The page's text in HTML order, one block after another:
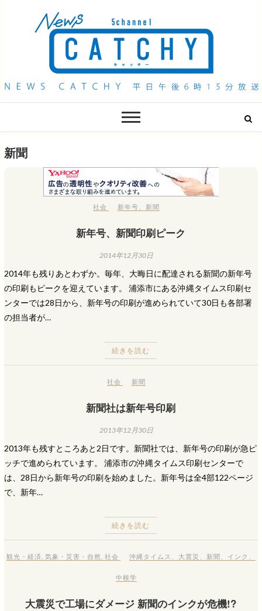
QAB NEWS Headline
新聞
社会 新年号 新聞
新年号、新聞印刷ピーク
2014年12月30日
2014年も残りあとわずか。毎年、大晦日に配達される新聞の新年号
の印刷もピークを迎えています。 浦添市にある沖縄タイムス印刷セ
ンターでは28日から、新年号の印刷が進められていて30日も各部署
の担当者が…
続きを読む
社会 新聞
新聞社は新年号印刷
2013年12月30日
2013年も残すところあと2日です。新聞社では、新年号の印刷が急ピ
ッチで進められています。 浦添市の沖縄タイムス印刷センターで
は、28日から新年号の印刷を始めました。新年号は全4部122ページ
で、新年…
続きを読む
観光・経済 気象・災害・自然 社会 沖縄タイムス 大震災 新聞 インク
中根学
大震災で工場にダメージ 新聞のインクが危機!?